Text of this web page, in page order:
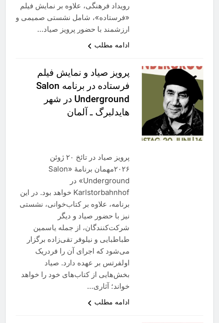
رویداد فرهنگی، علاوه بر نمایش فیلم
«فرستاده»، شامل نشستی صمیمی و
ارزشمند با حضور پرویز صیاد…
ادامه مطلب
پرويز صياد و نمايش فيلم
فرستاده در برنامه Salon
Underground در شهر
هايدلبرگ ـ آلمان
پرویز صیاد در تائخ ۲۰ ژوئن
۲۰۲۶مهمان برنامهٔ «Salon
Underground» در
Karlstorbahnhof خواهد بود. در این
برنامه، علاوه بر کتاب‌خوانی، نشستی
نیز با حضور صیاد و دیگر
شرکت‌کنندگان، از جمله یاسمین
طباطبایی و نیلوفر تقی‌زاده برگزار
می‌شود که اجرای آن را فردریک
اولفرتس بر عهده دارد. صیاد
بخش‌هایی از کتاب‌های خود را خواهد
خواند؛ آثاری…
ادامه مطلب